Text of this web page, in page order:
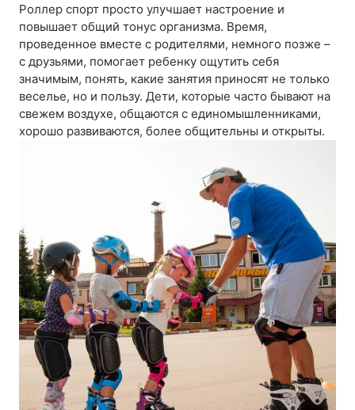
Роллер спорт просто улучшает настроение и
повышает общий тонус организма. Время,
проведенное вместе с родителями, немного позже –
с друзьями, помогает ребенку ощутить себя
значимым, понять, какие занятия приносят не только
веселье, но и пользу. Дети, которые часто бывают на
свежем воздухе, общаются с единомышленниками,
хорошо развиваются, более общительны и открыты.